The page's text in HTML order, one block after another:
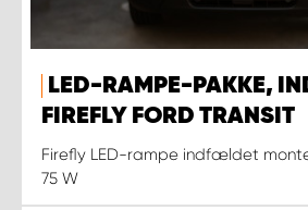
LED-RAMPE-PAKKE,
FIREFLY FORD TRANSIT
Firefly LED-rampe indfældet
75 W